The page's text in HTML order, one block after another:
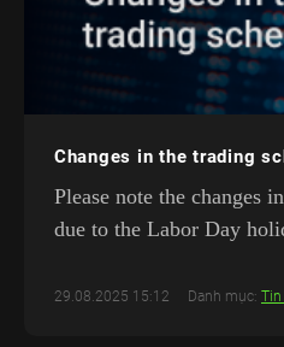
Changes in the trading
Please note the changes
due to the Labor Day
29.08.2025 15:12 Danh mục: